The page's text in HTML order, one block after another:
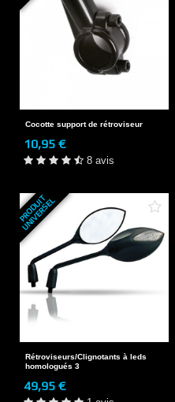
Cocotte support de rétroviseur
10,95 €
8 avis
P
R
O
D
U
I
T
U
N
I
V
E
R
S
E
L
Rétroviseurs/Clignotants à leds
homologués 3
49,95 €